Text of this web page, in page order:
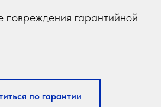
повреждения гарантийной
по гарантии